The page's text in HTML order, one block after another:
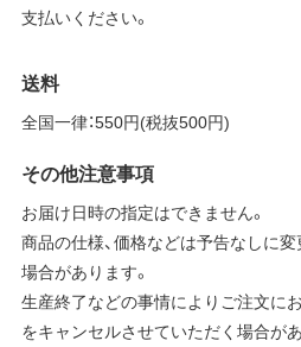
支払いください。
送料
全国一律：550円(税抜500円)
その他注意事項
お届け日時の指定はできません。
商品の仕様、価格などは予告なしに
場合があります。
生産終了などの事情によりご注文に
をキャンセルさせていただく場合があ